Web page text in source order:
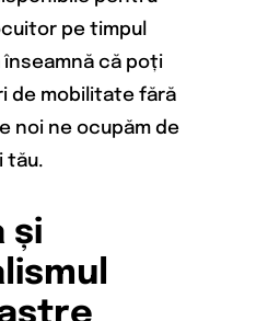
pe timpul
că poți
de mobilitate fără
noi ne ocupăm de
tău.
și